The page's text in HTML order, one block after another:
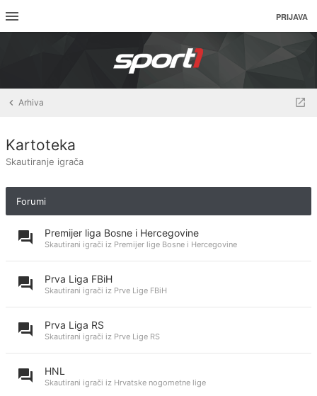
PRIJAVA
Arhiva
Kartoteka
Skautiranje igrača
Forumi
Premijer liga Bosne i Hercegovine
Skautirani igrači iz Premijer lige Bosne i Hercegovine
Prva Liga FBiH
Skautirani igrači iz Prve Lige FBiH
Prva Liga RS
Skautirani igrači iz Prve Lige RS
HNL
Skautirani igrači iz Hrvatske nogometne lige